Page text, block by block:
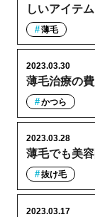
しいアイテム
薄毛
薄毛治療の
2023.03.30
かつら
薄毛でも美
2023.03.28
抜け毛
2023.03.17